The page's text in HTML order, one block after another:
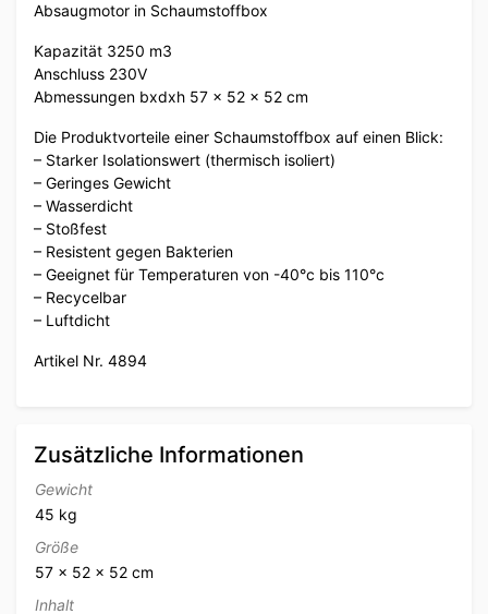
Absaugmotor in Schaumstoffbox
Kapazität 3250 m3
Anschluss 230V
Abmessungen bxdxh 57 x 52 x 52 cm
Die Produktvorteile einer Schaumstoffbox auf einen Blick:
– Starker Isolationswert (thermisch isoliert)
– Geringes Gewicht
– Wasserdicht
– Stoßfest
– Resistent gegen Bakterien
– Geeignet für Temperaturen von -40°c bis 110°c
– Recycelbar
– Luftdicht
Artikel Nr. 4894
Zusätzliche Informationen
Gewicht
45 kg
Größe
57 × 52 × 52 cm
Inhalt